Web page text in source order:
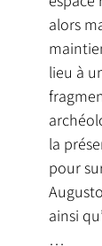
alors
lieu à
la
pour
ainsi